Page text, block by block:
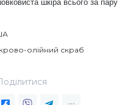
шкіра всього за пару
олійний скраб